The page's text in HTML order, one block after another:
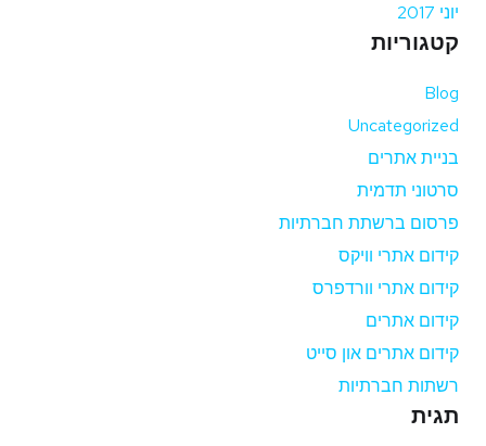
יוני 2017
קטגוריות
Blog
Uncategorized
בניית אתרים
סרטוני תדמית
פרסום ברשתת חברתיות
קידום אתרי וויקס
קידום אתרי וורדפרס
קידום אתרים
קידום אתרים און סייט
רשתות חברתיות
תגית